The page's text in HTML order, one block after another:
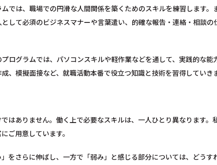
では、職場での円滑な人間関係を築くためのスキルを練習します。
して必須のビジネスマナーや言葉遣い、的確な報告・連絡・相談の
ログラムでは、パソコンスキルや軽作業などを通して、実践的な能
、模擬面接など、就職活動本番で役立つ知識と技術を習得していき
はありません。働く上で必要なスキルは、一人ひとり異なります。
ご用意しています。
をさらに伸ばし、一方で「弱み」と感じる部分については、どうす